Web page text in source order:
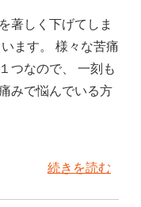
著しく下げてしま
ます。 様々な苦痛
つなので、 一刻も
みで悩んでいる方
続きを読む